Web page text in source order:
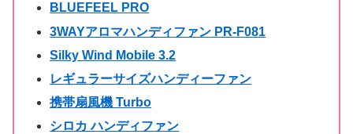
BLUEFEEL PRO
3WAYアロマハンディファン PR-F081
Silky Wind Mobile 3.2
レギュラーサイズハンディーファン
携帯扇風機 Turbo
シロカ ハンディファン